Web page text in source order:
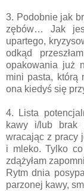
3. Podobnie jak
zębów… Jak
upartego,
odkąd
opakowania już
mini pasta, którą
ona kiedyś się
4. Lista
kawy i/lub brak
wracając z pracy
i mleko. Tylko
zdążyłam
Rytm dnia
parzonej kawy,